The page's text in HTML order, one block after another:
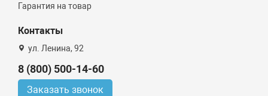
Гарантия на товар
Контакты
ул. Ленина, 92
8 (800) 500-14-60
Заказать звонок